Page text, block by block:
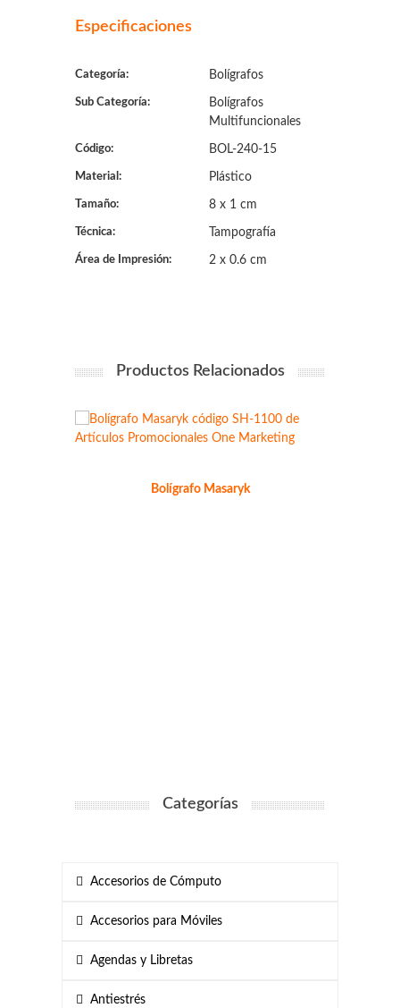
Especificaciones
Categoría: Bolígrafos
Sub Categoría:
Bolígrafos
Multifuncionales
Código: BOL-240-15
Material: Plástico
Tamaño: 8 x 1 cm
Técnica: Tampografía
Área de Impresión: 2 x 0.6 cm
Productos Relacionados
Bolígrafo Masaryk
Categorías
Accesorios de Cómputo
Accesorios para Móviles
Agendas y Libretas
Antiestrés